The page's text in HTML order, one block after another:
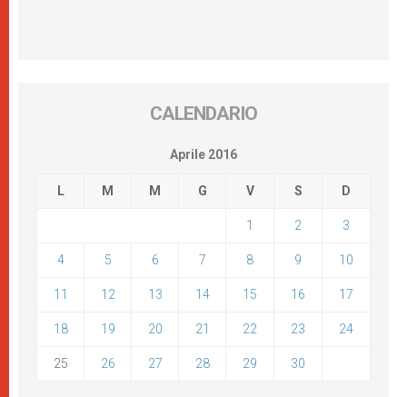
CALENDARIO
Aprile 2016
L M M G V S D
1 2 3
4 5 6 7 8 9 10
11 12 13 14 15 16 17
18 19 20 21 22 23 24
25 26 27 28 29 30